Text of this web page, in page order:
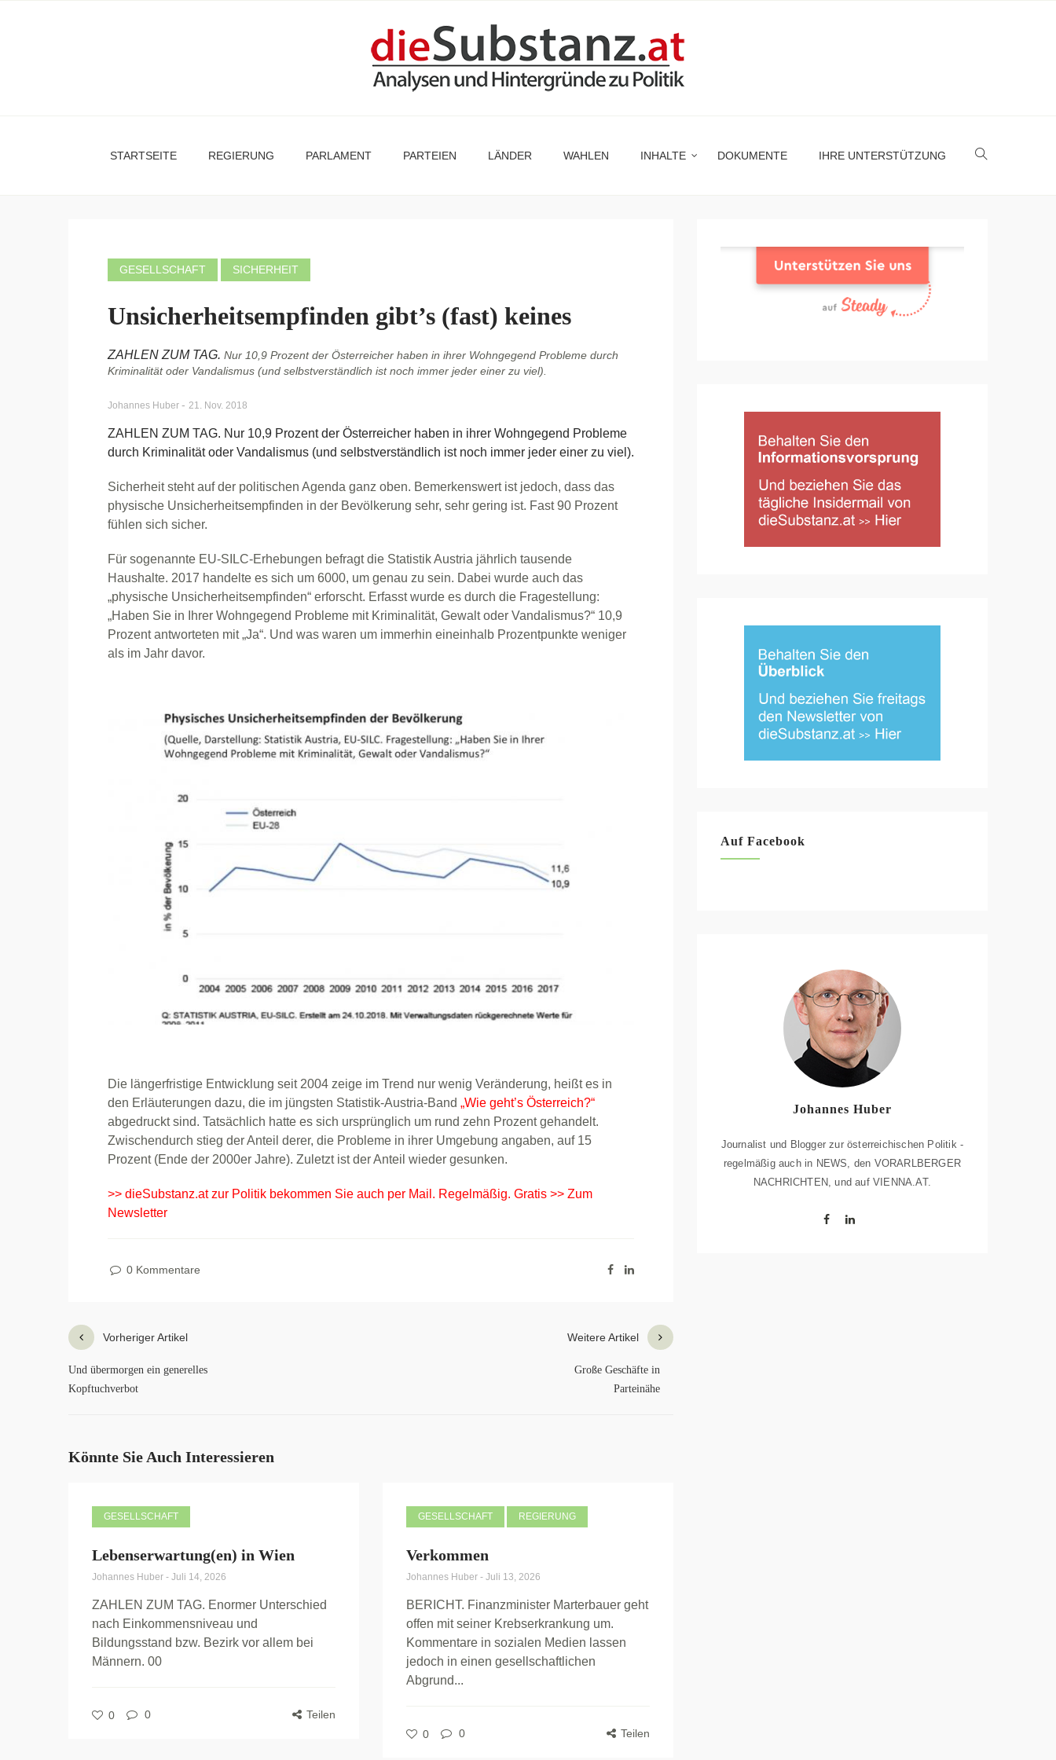
STARTSEITE REGIERUNG PARLAMENT PARTEIEN LÄNDER WAHLEN INHALTE DOKUMENTE IHRE UNTERSTÜTZUNG
GESELLSCHAFT SICHERHEIT
Unsicherheitsempfinden gibt’s (fast) keines
ZAHLEN ZUM TAG. Nur 10,9 Prozent der Österreicher haben in ihrer Wohngegend Probleme durch
Kriminalität oder Vandalismus (und selbstverständlich ist noch immer jeder einer zu viel).
Johannes Huber - 21. Nov. 2018
ZAHLEN ZUM TAG. Nur 10,9 Prozent der Österreicher haben in ihrer Wohngegend Probleme
durch Kriminalität oder Vandalismus (und selbstverständlich ist noch immer jeder einer zu viel).
Sicherheit steht auf der politischen Agenda ganz oben. Bemerkenswert ist jedoch, dass das
physische Unsicherheitsempfinden in der Bevölkerung sehr, sehr gering ist. Fast 90 Prozent
fühlen sich sicher.
Für sogenannte EU-SILC-Erhebungen befragt die Statistik Austria jährlich tausende
Haushalte. 2017 handelte es sich um 6000, um genau zu sein. Dabei wurde auch das
„physische Unsicherheitsempfinden“ erforscht. Erfasst wurde es durch die Fragestellung:
„Haben Sie in Ihrer Wohngegend Probleme mit Kriminalität, Gewalt oder Vandalismus?“ 10,9
Prozent antworteten mit „Ja“. Und was waren um immerhin eineinhalb Prozentpunkte weniger
als im Jahr davor.
Die längerfristige Entwicklung seit 2004 zeige im Trend nur wenig Veränderung, heißt es in
den Erläuterungen dazu, die im jüngsten Statistik-Austria-Band „Wie geht’s Österreich?“
abgedruckt sind. Tatsächlich hatte es sich ursprünglich um rund zehn Prozent gehandelt.
Zwischendurch stieg der Anteil derer, die Probleme in ihrer Umgebung angaben, auf 15
Prozent (Ende der 2000er Jahre). Zuletzt ist der Anteil wieder gesunken.
>> dieSubstanz.at zur Politik bekommen Sie auch per Mail. Regelmäßig. Gratis >> Zum
Newsletter
0 Kommentare
Vorheriger Artikel
Und übermorgen ein generelles
Kopftuchverbot
Weitere Artikel
Große Geschäfte in
Parteinähe
Könnte Sie Auch Interessieren
GESELLSCHAFT
Lebenserwartung(en) in Wien
Johannes Huber - Juli 14, 2026
ZAHLEN ZUM TAG. Enormer Unterschied
nach Einkommensniveau und
Bildungsstand bzw. Bezirk vor allem bei
Männern. 00
0 0 Teilen
GESELLSCHAFT REGIERUNG
Verkommen
Johannes Huber - Juli 13, 2026
BERICHT. Finanzminister Marterbauer geht
offen mit seiner Krebserkrankung um.
Kommentare in sozialen Medien lassen
jedoch in einen gesellschaftlichen
Abgrund...
0 0 Teilen
Auf Facebook
Johannes Huber
Journalist und Blogger zur österreichischen Politik -
regelmäßig auch in NEWS, den VORARLBERGER
NACHRICHTEN, und auf VIENNA.AT.